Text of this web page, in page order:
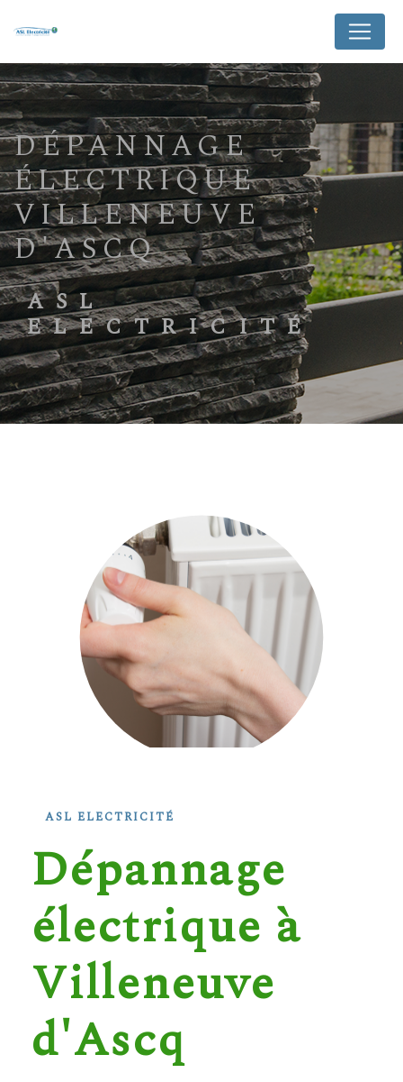
DÉPANNAGE
ÉLECTRIQUE
VILLENEUVE
D'ASCQ
ASL
ELECTRICITÉ
ASL ELECTRICITÉ
dépannage
électrique à
Villeneuve
d'Ascq